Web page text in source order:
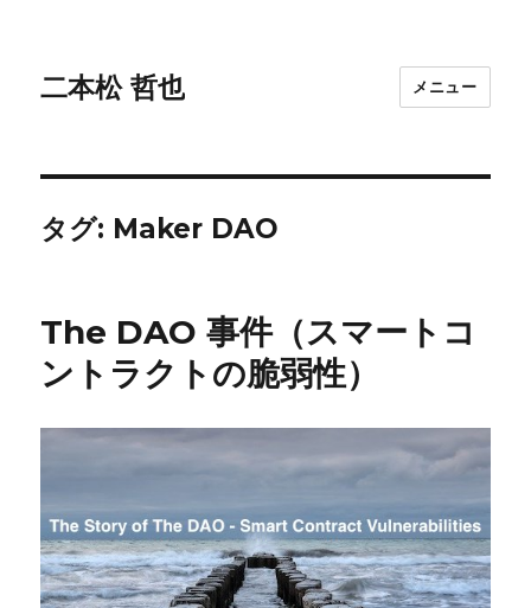
二本松 哲也 メニュー
タグ: Maker DAO
The DAO 事件（スマートコ
ントラクトの脆弱性）